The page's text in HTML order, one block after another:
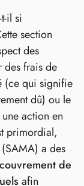
il si
section
des
frais de
(ce qui signifie
dû) ou le
action en
primordial,
a des
de
afin